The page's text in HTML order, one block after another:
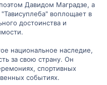
Давидом Маградзе, а
воплощает в
достоинства и
национальное наследие,
за свою страну. Он
спортивных
событиях.